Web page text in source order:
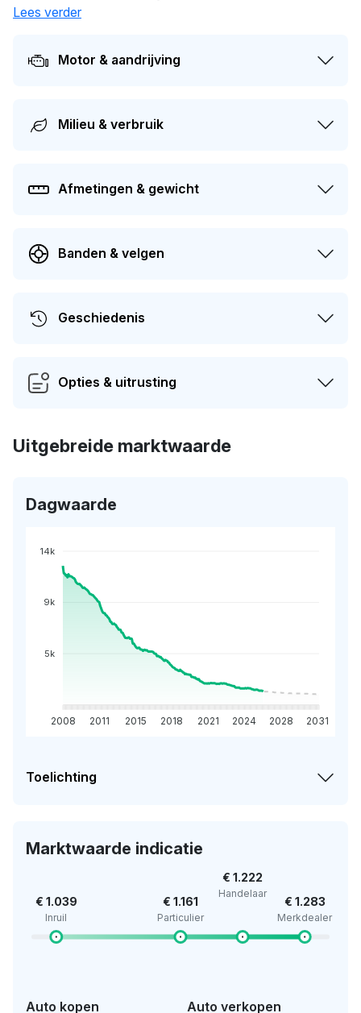
comfort. De laatste tenaamstelling van deze auto vond
APK-gekeurd worden. Dit voertuig heeft 1 eigenaren
gehad in het verleden. Op dit moment bedraagt de
Lees verder
Motor & aandrijving
Milieu & verbruik
Afmetingen & gewicht
Banden & velgen
Geschiedenis
Opties & uitrusting
Uitgebreide marktwaarde
Dagwaarde
14k
9k
5k
2008 2011 2015 2018 2021 2024 2028 2031
Toelichting
Marktwaarde indicatie
€ 1.039
Inruil
€ 1.161
Particulier
€ 1.222
Handelaar
€ 1.283
Merkdealer
Auto kopen Auto verkopen